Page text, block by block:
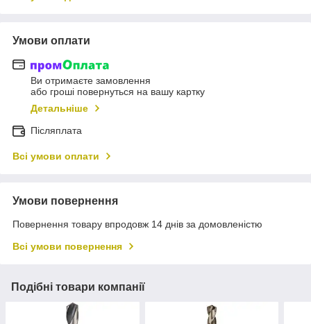
Умови оплати
Ви отримаєте замовлення
або гроші повернуться на вашу картку
Детальніше
Післяплата
Всі умови оплати
Умови повернення
Повернення товару впродовж 14 днів за домовленістю
Всі умови повернення
Подібні товари компанії